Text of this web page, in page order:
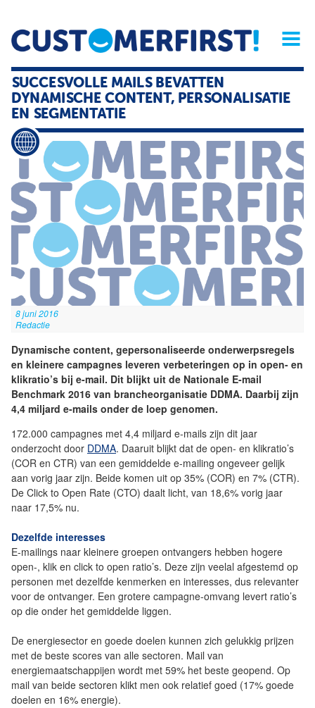
Home Opinie Archief
Magazine
Service
Buyers'Guide
SUCCESVOLLE MAILS BEVATTEN
DYNAMISCHE CONTENT, PERSONALISATIE
EN SEGMENTATIE
8 juni 2016
Redactie
Dynamische content, gepersonaliseerde onderwerpsregels
en kleinere campagnes leveren verbeteringen op in open- en
klikratio’s bij e-mail. Dit blijkt uit de Nationale E-mail
Benchmark 2016 van brancheorganisatie DDMA. Daarbij zijn
4,4 miljard e-mails onder de loep genomen.
172.000 campagnes met 4,4 miljard e-mails zijn dit jaar
onderzocht door DDMA. Daaruit blijkt dat de open- en klikratio’s
(COR en CTR) van een gemiddelde e-mailing ongeveer gelijk
aan vorig jaar zijn. Beide komen uit op 35% (COR) en 7% (CTR).
De Click to Open Rate (CTO) daalt licht, van 18,6% vorig jaar
naar 17,5% nu.
Dezelfde interesses
E-mailings naar kleinere groepen ontvangers hebben hogere
open-, klik en click to open ratio’s. Deze zijn veelal afgestemd op
personen met dezelfde kenmerken en interesses, dus relevanter
voor de ontvanger. Een grotere campagne-omvang levert ratio’s
op die onder het gemiddelde liggen.
De energiesector en goede doelen kunnen zich gelukkig prijzen
met de beste scores van alle sectoren. Mail van
energiemaatschappijen wordt met 59% het beste geopend. Op
mail van beide sectoren klikt men ook relatief goed (17% goede
doelen en 16% energie).